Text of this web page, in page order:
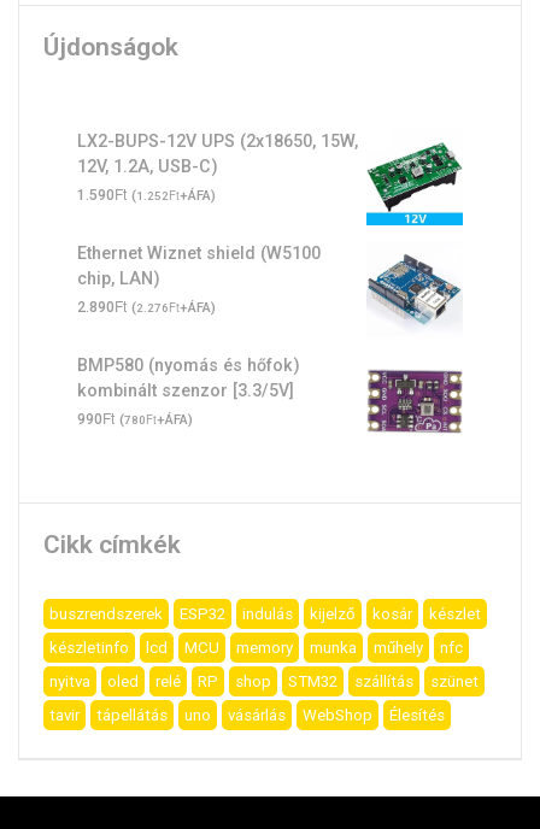
Újdonságok
LX2-BUPS-12V UPS (2x18650, 15W,
12V, 1.2A, USB-C)
1.590Ft (1.252Ft+ÁFA)
Ethernet Wiznet shield (W5100
chip, LAN)
2.890Ft (2.276Ft+ÁFA)
BMP580 (nyomás és hőfok)
kombinált szenzor [3.3/5V]
990Ft (780Ft+ÁFA)
Cikk címkék
buszrendszerek ESP32 indulás kijelző kosár
készlet
készletinfo
lcd MCU memory munka műhely
nfc
nyitva
oled relé RP shop STM32 szállítás
szünet
tavir
tápellátás uno vásárlás WebShop Élesítés